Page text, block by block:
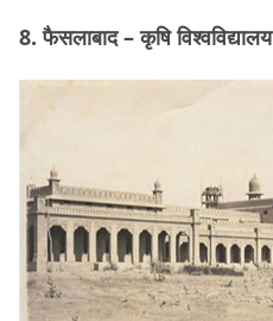
8. फैसलाबाद – कृषि विश्वविद्यालय